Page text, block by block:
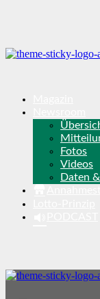
Fotos
Videos
Daten